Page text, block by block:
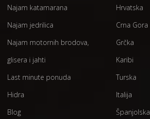
Najam katamarana
Najam jedrilica
Najam motornih brodova,
glisera i jahti
Last minute ponuda
Hidra
Blog
Hrvatska
Crna Gora
Grčka
Karibi
Turska
Italija
Španjolska